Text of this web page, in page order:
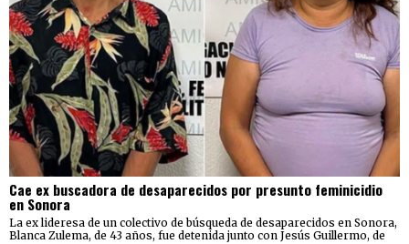
Cae ex buscadora de desaparecidos por presunto feminicidio
en Sonora
La ex lideresa de un colectivo de búsqueda de desaparecidos en Sonora,
Blanca Zulema, de 43 años, fue detenida junto con Jesús Guillermo, de